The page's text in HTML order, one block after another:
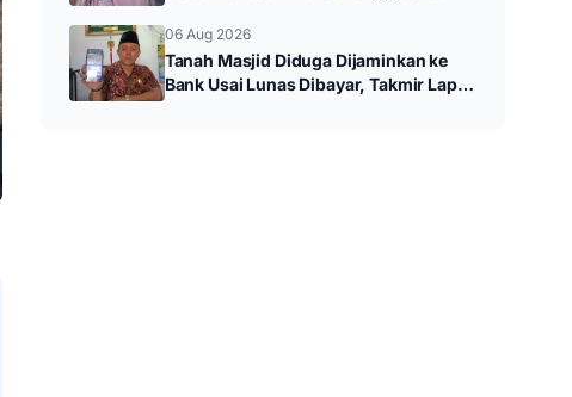
06 Aug 2026
Tanah Masjid Diduga Dijaminkan ke
Bank Usai Lunas Dibayar, Takmir Lapor